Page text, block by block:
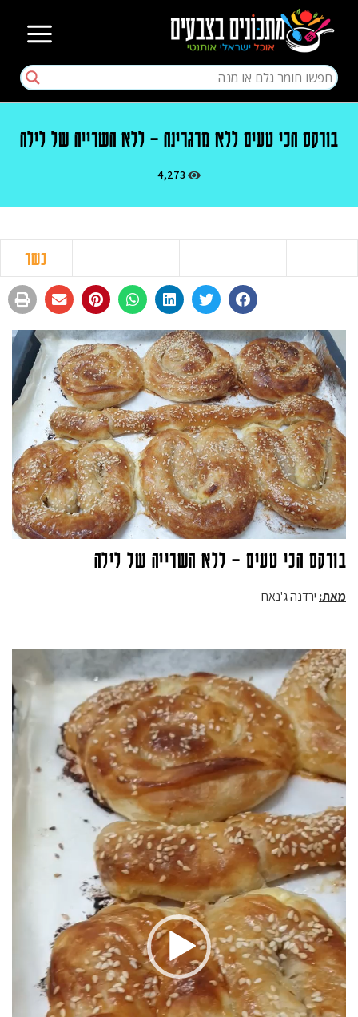
בורקס הכי טעים ללא מרגרינה – ללא השרייה של לילה
4,273
כשר
בורקס הכי טעים – ללא השרייה של לילה
מאת: ירדנה ג'נאח
נגן
וידאו